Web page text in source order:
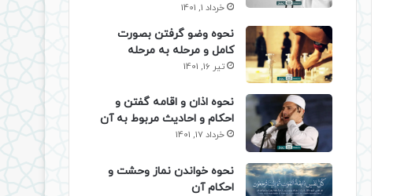
خرداد 1, 1401
نحوه وضو گرفتن بصورت
کامل و مرحله به مرحله
تیر 16, 1401
نحوه اذان و اقامه گفتن و
احکام و احادیث مربوط به آن
خرداد 17, 1401
نحوه خواندن نماز وحشت و
احکام آن